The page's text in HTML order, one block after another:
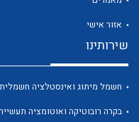
לכל מוצרי היצרן
אזור אישי
שירותינו
חשמל מיתוג ואינסטלציה חשמלית
בקרה רובוטיקה ואוטומציה